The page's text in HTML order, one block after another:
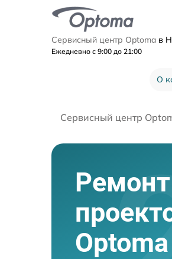
Сервисный центр Optoma в
Ежедневно с 9:00 до 21:00
О
Сервисный центр